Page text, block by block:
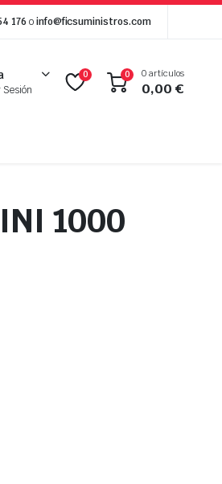
176 oinfo@ficsuministros.com
0 0 0 artículos
0,00€
1000